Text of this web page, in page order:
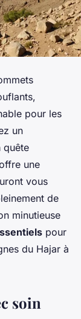
pour les
un
quête
une
vous
de
minutieuse
pour
du Hajar à
soin